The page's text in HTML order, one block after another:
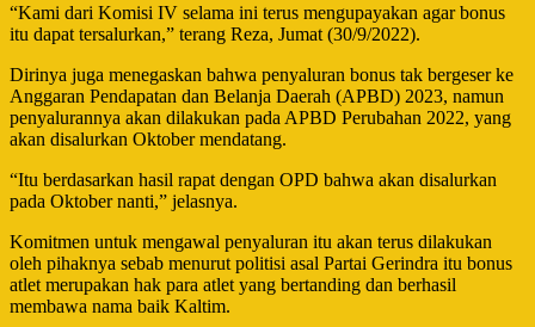
“Kami dari Komisi IV selama ini terus mengupayakan agar bonus
itu dapat tersalurkan,” terang Reza, Jumat (30/9/2022).
Dirinya juga menegaskan bahwa penyaluran bonus tak bergeser ke
Anggaran Pendapatan dan Belanja Daerah (APBD) 2023, namun
penyalurannya akan dilakukan pada APBD Perubahan 2022, yang
akan disalurkan Oktober mendatang.
“Itu berdasarkan hasil rapat dengan OPD bahwa akan disalurkan
pada Oktober nanti,” jelasnya.
Komitmen untuk mengawal penyaluran itu akan terus dilakukan
oleh pihaknya sebab menurut politisi asal Partai Gerindra itu bonus
atlet merupakan hak para atlet yang bertanding dan berhasil
membawa nama baik Kaltim.